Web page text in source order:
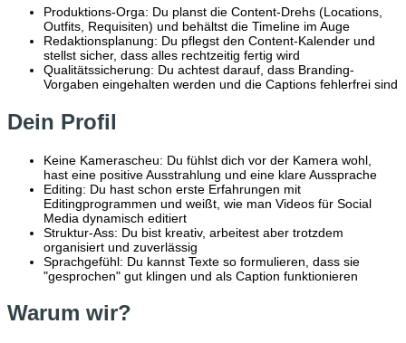
Produktions-Orga: Du planst die Content-Drehs (Locations,
Outfits, Requisiten) und behältst die Timeline im Auge
Redaktionsplanung: Du pflegst den Content-Kalender und
stellst sicher, dass alles rechtzeitig fertig wird
Qualitätssicherung: Du achtest darauf, dass Branding-
Vorgaben eingehalten werden und die Captions fehlerfrei sind
Dein Profil
Keine Kamerascheu: Du fühlst dich vor der Kamera wohl,
hast eine positive Ausstrahlung und eine klare Aussprache
Editing: Du hast schon erste Erfahrungen mit
Editingprogrammen und weißt, wie man Videos für Social
Media dynamisch editiert
Struktur-Ass: Du bist kreativ, arbeitest aber trotzdem
organisiert und zuverlässig
Sprachgefühl: Du kannst Texte so formulieren, dass sie
"gesprochen" gut klingen und als Caption funktionieren
Warum wir?